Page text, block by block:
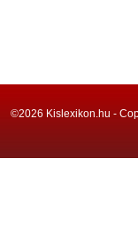
©2026 Kislexikon.hu -